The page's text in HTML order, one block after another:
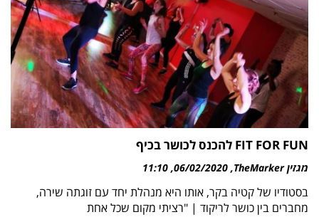
FIT FOR FUN להכנס לכושר בכיף
מגזין TheMarker 06/02/2020
11:10
בסטודיו של קטיה בקר, אותו היא מנהלת יחד עם זוגתה שירה,
מחברים בין כושר לריקוד | "רציתי מקום שכל אחת